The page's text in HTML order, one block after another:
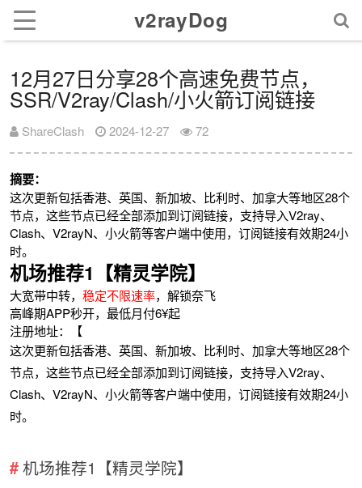
v2rayDog
12月27日分享28个高速免费节点，
SSR/V2ray/Clash/小火箭订阅链接
ShareClash 2024-12-27 72
摘要：
这次更新包括香港、英国、新加坡、比利时、加拿大等地区28个
节点，这些节点已经全部添加到订阅链接，支持导入V2ray、
Clash、V2rayN、小火箭等客户端中使用，订阅链接有效期24小
时。
机场推荐1【精灵学院】
大宽带中转，稳定不限速率，解锁奈飞
高峰期APP秒开，最低月付6¥起
注册地址：【
这次更新包括香港、英国、新加坡、比利时、加拿大等地区28个
节点，这些节点已经全部添加到订阅链接，支持导入V2ray、
Clash、V2rayN、小火箭等客户端中使用，订阅链接有效期24小
时。
机场推荐1【精灵学院】